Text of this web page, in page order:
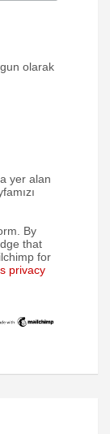
olarak
yer alan
By
that
for
privacy